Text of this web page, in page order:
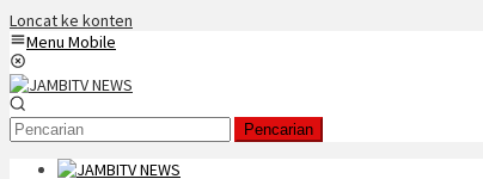
Loncat ke konten
Menu Mobile
Pencarian